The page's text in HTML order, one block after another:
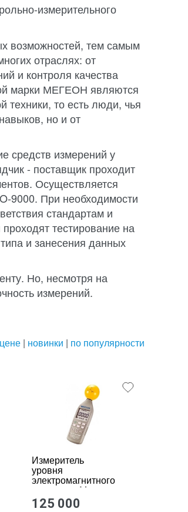
измерительного
возможностей, тем самым
отраслях: от
и контроля качества
марки МЕГЕОН являются
техники, то есть люди, чья
но и от
средств измерений у
- поставщик проходит
Осуществляется
9000. При необходимости
стандартам и
тестирование на
и занесения данных
Но, несмотря на
измерений.
| новинки | по популярности
Измеритель
уровня
электромагнитного
излучения Мегеон
07800
125 000